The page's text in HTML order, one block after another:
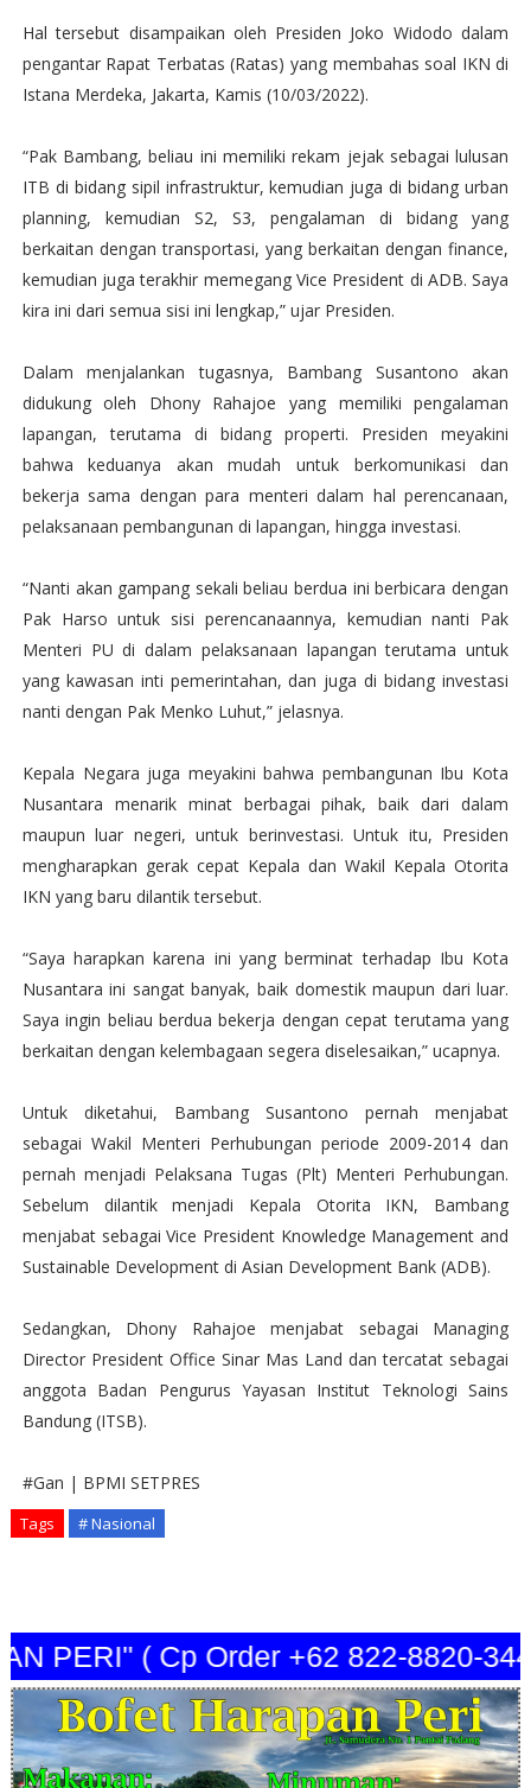
Hal tersebut disampaikan oleh Presiden Joko Widodo dalam
pengantar Rapat Terbatas (Ratas) yang membahas soal IKN di
Istana Merdeka, Jakarta, Kamis (10/03/2022).
“Pak Bambang, beliau ini memiliki rekam jejak sebagai lulusan
ITB di bidang sipil infrastruktur, kemudian juga di bidang urban
planning, kemudian S2, S3, pengalaman di bidang yang
berkaitan dengan transportasi, yang berkaitan dengan finance,
kemudian juga terakhir memegang Vice President di ADB. Saya
kira ini dari semua sisi ini lengkap,” ujar Presiden.
Dalam menjalankan tugasnya, Bambang Susantono akan
didukung oleh Dhony Rahajoe yang memiliki pengalaman
lapangan, terutama di bidang properti. Presiden meyakini
bahwa keduanya akan mudah untuk berkomunikasi dan
bekerja sama dengan para menteri dalam hal perencanaan,
pelaksanaan pembangunan di lapangan, hingga investasi.
“Nanti akan gampang sekali beliau berdua ini berbicara dengan
Pak Harso untuk sisi perencanaannya, kemudian nanti Pak
Menteri PU di dalam pelaksanaan lapangan terutama untuk
yang kawasan inti pemerintahan, dan juga di bidang investasi
nanti dengan Pak Menko Luhut,” jelasnya.
Kepala Negara juga meyakini bahwa pembangunan Ibu Kota
Nusantara menarik minat berbagai pihak, baik dari dalam
maupun luar negeri, untuk berinvestasi. Untuk itu, Presiden
mengharapkan gerak cepat Kepala dan Wakil Kepala Otorita
IKN yang baru dilantik tersebut.
“Saya harapkan karena ini yang berminat terhadap Ibu Kota
Nusantara ini sangat banyak, baik domestik maupun dari luar.
Saya ingin beliau berdua bekerja dengan cepat terutama yang
berkaitan dengan kelembagaan segera diselesaikan,” ucapnya.
Untuk diketahui, Bambang Susantono pernah menjabat
sebagai Wakil Menteri Perhubungan periode 2009-2014 dan
pernah menjadi Pelaksana Tugas (Plt) Menteri Perhubungan.
Sebelum dilantik menjadi Kepala Otorita IKN, Bambang
menjabat sebagai Vice President Knowledge Management and
Sustainable Development di Asian Development Bank (ADB).
Sedangkan, Dhony Rahajoe menjabat sebagai Managing
Director President Office Sinar Mas Land dan tercatat sebagai
anggota Badan Pengurus Yayasan Institut Teknologi Sains
Bandung (ITSB).
#Gan | BPMI SETPRES
Tags # Nasional
PERI" ( Cp Order +62 822-8820-3440